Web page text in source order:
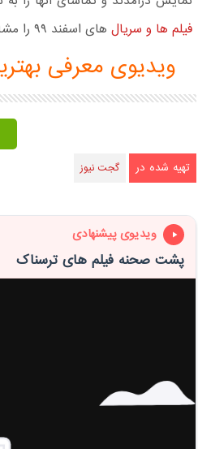
فیلم ها و سریال های اسفند ۹۹ را مشاهده کنید و با این آثار بیشتر آشنا شوید.
ویدیوی معرفی
تهیه شده در گجت نیوز
ویدیوی پیشنهادی
پشت صحنه فیلم های ترسناک